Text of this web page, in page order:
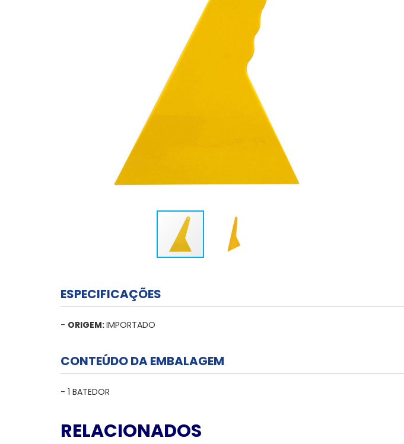
EXFER-002
RASPADOR LONGO -
MACIA - LARANJA
ESPECIFICAÇÕES
- ORIGEM:IMPORTADO
CONTEÚDO DA EMBALAGEM
- 1 BATEDOR
RELACIONADOS